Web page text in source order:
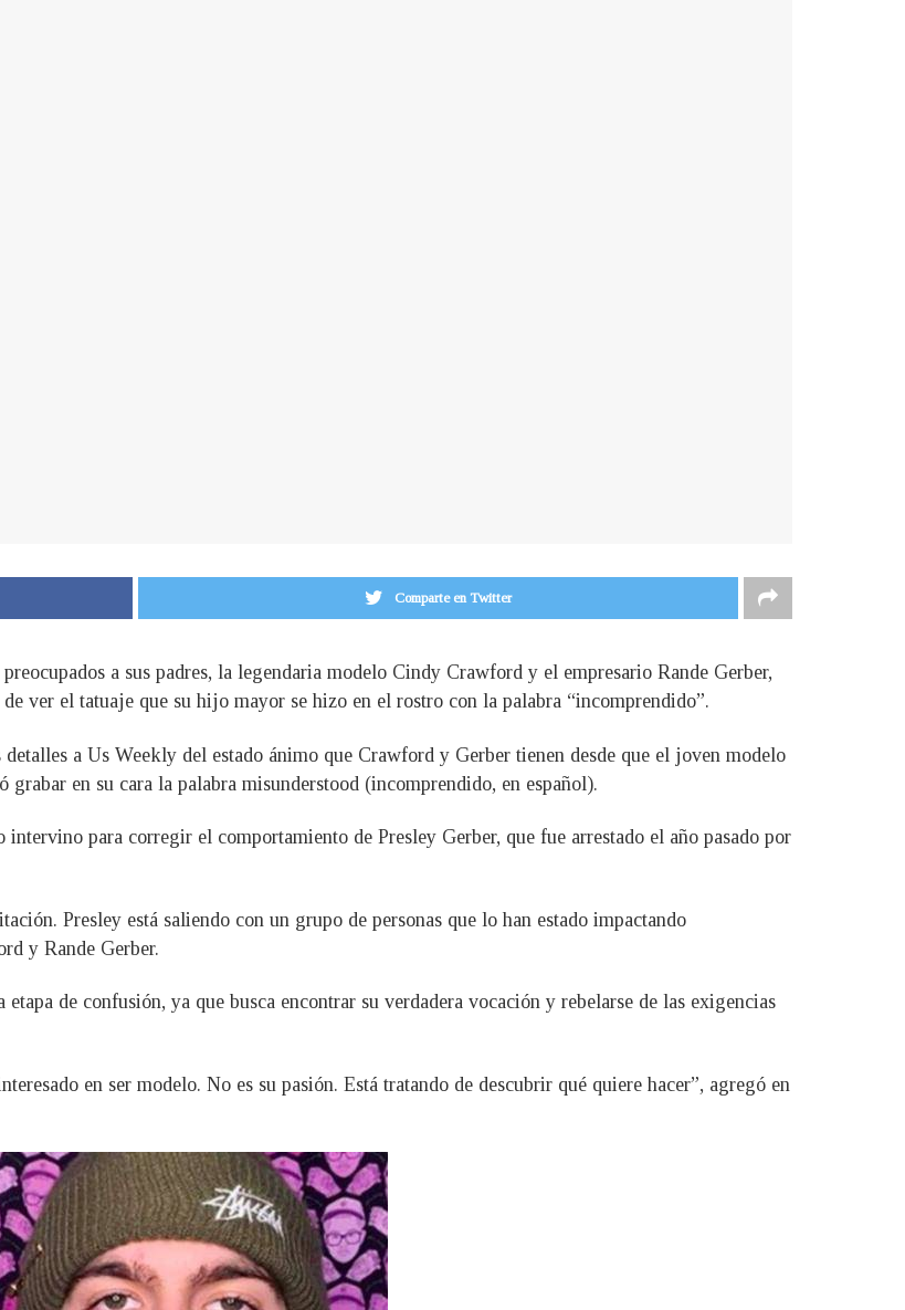
Comparte en Twitter
a sus padres, la legendaria modelo Cindy Crawford y el empresario Rande Gerber,
ver el tatuaje que su hijo mayor se hizo en el rostro con la palabra “incomprendido”.
a Us Weekly del estado ánimo que Crawford y Gerber tienen desde que el joven modelo
grabar en su cara la palabra misunderstood (incomprendido, en español).
para corregir el comportamiento de Presley Gerber, que fue arrestado el año pasado por
Presley está saliendo con un grupo de personas que lo han estado impactando
y Rande Gerber.
de confusión, ya que busca encontrar su verdadera vocación y rebelarse de las exigencias
en ser modelo. No es su pasión. Está tratando de descubrir qué quiere hacer”, agregó en